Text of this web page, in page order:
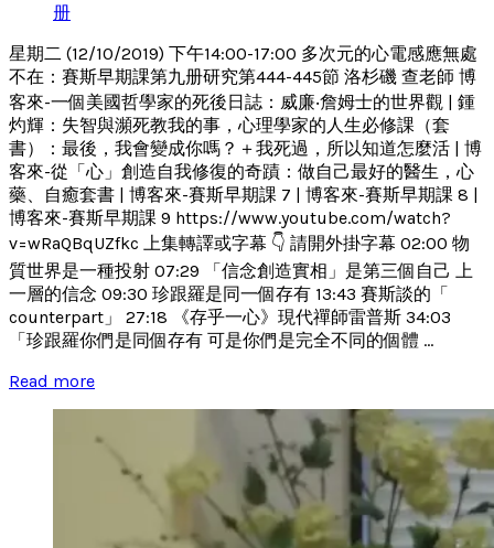
册
星期二 (12/10/2019) 下午14:00-17:00 多次元的心電感應無處
不在：賽斯早期課第九册研究第444-445節 洛杉磯 查老師 博
客來-一個美國哲學家的死後日誌：威廉‧詹姆士的世界觀 | 鍾
灼輝：失智與瀕死教我的事，心理學家的人生必修課（套
書）：最後，我會變成你嗎？＋我死過，所以知道怎麼活 | 博
客來-從「心」創造自我修復的奇蹟：做自己最好的醫生，心
藥、自癒套書 | 博客來-賽斯早期課 7 | 博客來-賽斯早期課 8 |
博客來-賽斯早期課 9 https://www.youtube.com/watch?
v=wRaQBqUZfkc 上集轉譯或字幕 👇 請開外掛字幕 02:00 物
質世界是一種投射 07:29 「信念創造實相」是第三個自己 上
一層的信念 09:30 珍跟羅是同一個存有 13:43 賽斯談的「
counterpart」 27:18 《存乎一心》現代禪師雷普斯 34:03
「珍跟羅你們是同個存有 可是你們是完全不同的個體 ...
Read more